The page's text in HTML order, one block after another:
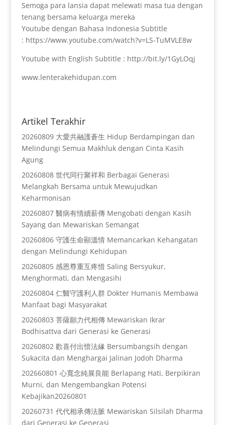
Semoga para lansia dapat melewati masa tua dengan
tenang bersama keluarga mereka
Youtube dengan Bahasa Indonesia Subtitle
: https://www.youtube.com/watch?v=LS-TuMVLE8w
Youtube with English Subtitle : http://bit.ly/1GyLOqj
www.lenterakehidupan.com
Artikel Terakhir
20260809 大愛共融護蒼生 Hidup Berdampingan dan
Melindungi Semua Makhluk dengan Cinta Kasih
Agung
20260808 世代同行聚祥和 Berbagai Generasi
Melangkah Bersama untuk Mewujudkan
Keharmonisan
20260807 醫病有情續薪傳 Mengobati dengan Kasih
Sayang dan Mewariskan Semangat
20260806 守護生命顯溫情 Memancarkan Kehangatan
dengan Melindungi Kehidupan
20260805 感恩尊重互疼惜 Saling Bersyukur,
Menghormati, dan Mengasihi
20260804 仁醫守護利人群 Dokter Humanis Membawa
Manfaat bagi Masyarakat
20260803 菩薩願力代相傳 Mewariskan Ikrar
Bodhisattva dari Generasi ke Generasi
20260802 歡喜付出惜法緣 Bersumbangsih dengan
Sukacita dan Menghargai Jalinan Jodoh Dharma
202660801 心寬念純展良能 Berlapang Hati, Berpikiran
Murni, dan Mengembangkan Potensi
Kebajikan20260801
20260731 代代相承傳法脈 Mewariskan Silsilah Dharma
dari Generasi ke Generasi